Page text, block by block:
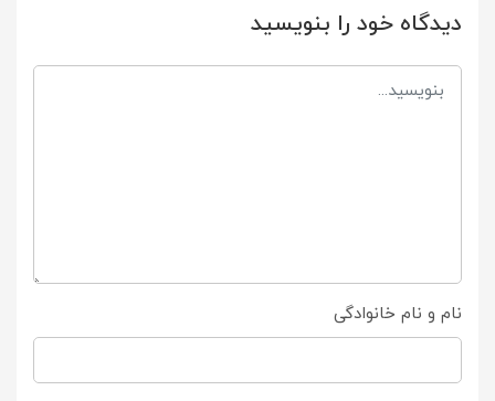
دیدگاه خود را بنویسید
نام و نام خانوادگی